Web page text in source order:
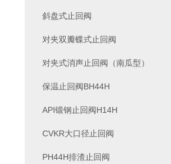
斜盘式止回阀
对夹双瓣蝶式止回阀
对夹式消声止回阀（南瓜型）
保温止回阀BH44H
API锻钢止回阀H14H
CVKR大口径止回阀
PH44H排渣止回阀